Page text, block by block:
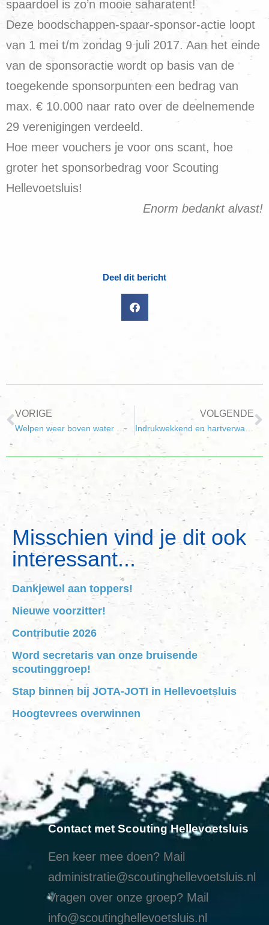
spaardoel is zo’n mooie saharatent!
Deze boodschappen-spaar-sponsor-actie loopt
van 1 mei t/m zondag 9 juli 2017. Aan het einde
van de sponsoractie wordt op basis van de
toegekende sponsorpunten een bedrag van
max. € 10.000 naar rato over de deelnemende
29 verenigingen verdeeld.
Hoe meer vouchers je voor ons scant, hoe
groter het sponsorbedrag voor Scouting
Hellevoetsluis!
Enorm bedankt alvast!
Deel dit bericht
VORIGE
Welpen weer boven water …
VOLGENDE
Misschien vind je dit ook
interessant...
Dankjewel aan toppers!
Nieuwe voorzitter!
Contributie 2026
Word secretaris van onze bruisende
scoutinggroep!
Stap binnen bij JOTA-JOTI in Hellevoetsluis
Hoogtevrees overwinnen
Contact met Scouting Hellevoetsluis
Een keer mee doen? Mail
administratie@scoutinghellevoetsluis.nl
Vragen over onze groep? Mail
info@scoutinghellevoetsluis.nl